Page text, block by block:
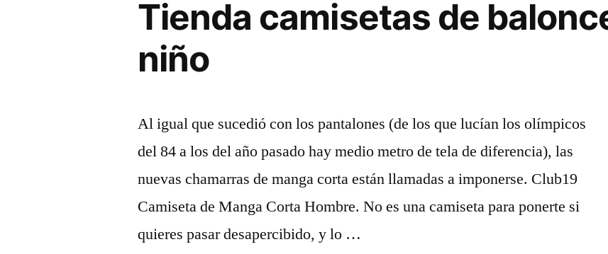
Tienda camisetas de
niño
Al igual que sucedió con los pantalones (de los que lucían los olímpicos
del 84 a los del año pasado hay medio metro de tela de diferencia), las
nuevas chamarras de manga corta están llamadas a imponerse. Club19
Camiseta de Manga Corta Hombre. No es una camiseta para ponerte si
quieres pasar desapercibido, y lo …